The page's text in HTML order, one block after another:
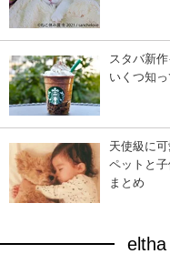
スタバ新作
いくつ知
天使級に
ペットと
まとめ